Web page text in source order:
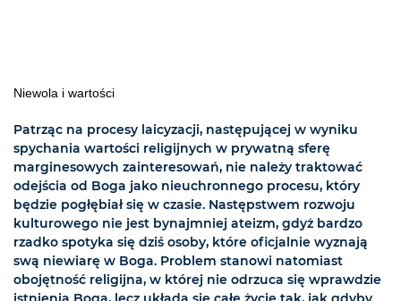
Niewola i wartości
Patrząc na procesy laicyzacji, następującej w wyniku
spychania wartości religijnych w prywatną sferę
marginesowych zainteresowań, nie należy traktować
odejścia od Boga jako nieuchronnego procesu, który
będzie pogłębiał się w czasie. Następstwem rozwoju
kulturowego nie jest bynajmniej ateizm, gdyż bardzo
rzadko spotyka się dziś osoby, które oficjalnie wyznają
swą niewiarę w Boga. Problem stanowi natomiast
obojętność religijna, w której nie odrzuca się wprawdzie